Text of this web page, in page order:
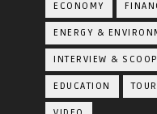
ECONOMY
ENERGY &
INTERVIEW & SCOOP
EDUCATION